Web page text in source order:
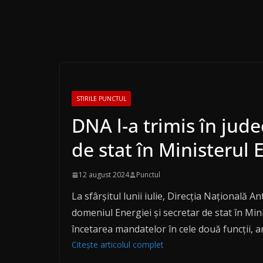
STIRILE PUNCTUL
DNA l-a trimis în
de stat în Ministerul
12 august 2024 Punctul
La sfârșitul lunii iulie, Direcția Națională
domeniul Energiei și secretar de stat în
încetarea mandatelor în cele două funcții,
Citește articolul complet